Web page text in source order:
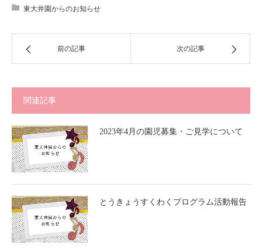
東大井園からのお知らせ
前の記事 次の記事
関連記事
2023年4月の園児募集・ご見学について
とうきょうすくわくプログラム活動報告